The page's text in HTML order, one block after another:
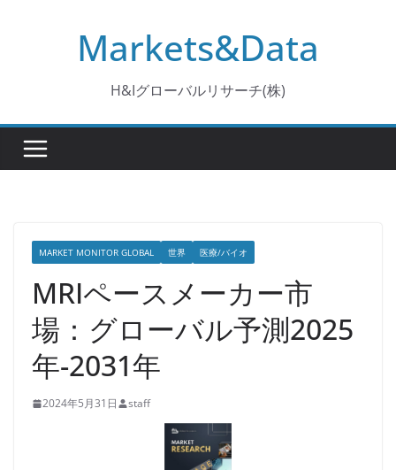
Markets&Data
H&Iグローバルリサーチ(株)
MARKET MONITOR GLOBAL 世界 医療/バイオ
MRIペースメーカー市
場：グローバル予測2025
年-2031年
2024年5月31日 staff